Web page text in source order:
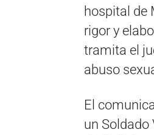
hospital de
rigor y
tramita el
abuso
El
un Soldado